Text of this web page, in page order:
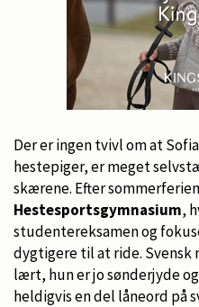
Der er ingen tvivl om at
hestepiger, er meget
skærene. Efter
Hestesportsgymnasium,
studentereksamen og
dygtigere til at ride. Svensk
lært, hun er jo sønderjyde
heldigvis en del låneord på